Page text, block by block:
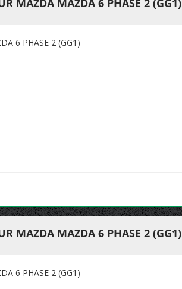
MAZDA MAZDA 6 PHASE 2 (GG1)
6 PHASE 2 (GG1)
MAZDA MAZDA 6 PHASE 2 (GG1)
6 PHASE 2 (GG1)